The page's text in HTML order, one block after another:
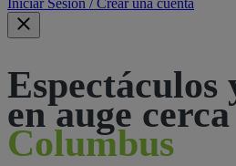
Iniciar Sesión / Crear una cuenta
Espectáculos
en auge
Columbus